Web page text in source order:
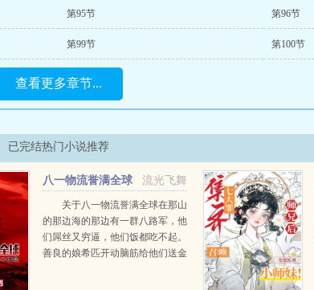
第95节 第96节
第99节 第100节
查看更多章节...
已完结热门小说推荐
流光飞舞
八一物流誉满全球
关于八一物流誉满全球在那山
的那边海的那边有一群八路军，他
们屌丝又穷逼，他们饭都吃不起。
善良的娘希匹开动脑筋给他们送金